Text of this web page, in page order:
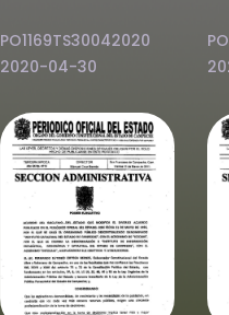
PO1169TS30042020
2020-04-30